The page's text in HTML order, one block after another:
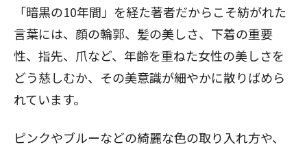
「暗黒の10年間」を経た著者だからこそ紡がれた
言葉には、顔の輪郭、髪の美しさ、下着の重要
性、指先、爪など、年齢を重ねた女性の美しさを
どう慈しむか、その美意識が細やかに散りばめら
れています。
ピンクやブルーなどの綺麗な色の取り入れ方や、